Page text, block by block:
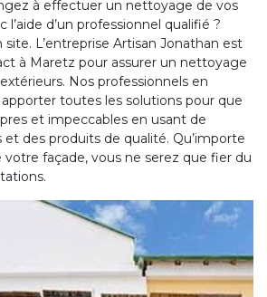
à effectuer un nettoyage de vos
l’aide d’un professionnel qualifié ?
L’entreprise Artisan Jonathan est
à Maretz pour assurer un nettoyage
Nos professionnels en
toutes les solutions pour que
et impeccables en usant de
des produits de qualité. Qu’importe
votre façade, vous ne serez que fier du